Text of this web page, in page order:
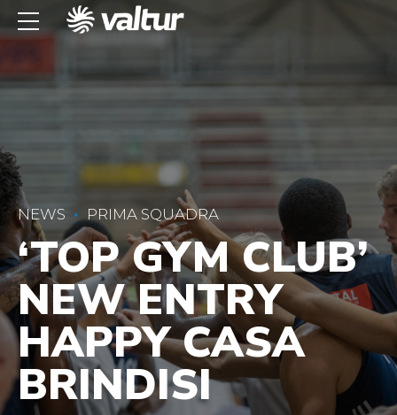
NEWS PRIMA SQUADRA
‘TOP GYM CLUB’
NEW ENTRY
HAPPY CASA
BRINDISI